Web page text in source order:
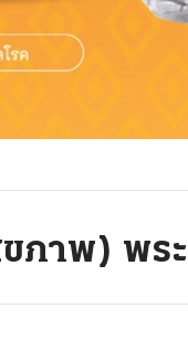
ภาพ) พระ